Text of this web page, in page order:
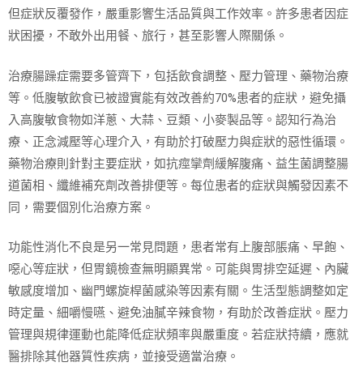
但症狀反覆發作，嚴重影響生活品質與工作效率。許多患者因症
狀困擾，不敢外出用餐、旅行，甚至影響人際關係。
治療腸躁症需要多管齊下，包括飲食調整、壓力管理、藥物治療
等。低腹敏飲食已被證實能有效改善約70%患者的症狀，避免攝
入高腹敏食物如洋蔥、大蒜、豆類、小麥製品等。認知行為治
療、正念減壓等心理介入，有助於打破壓力與症狀的惡性循環。
藥物治療則針對主要症狀，如抗痙攣劑緩解腹痛、益生菌調整腸
道菌相、纖維補充劑改善排便等。每位患者的症狀與觸發因素不
同，需要個別化治療方案。
功能性消化不良是另一常見問題，患者常有上腹部脹痛、早飽、
噁心等症狀，但胃鏡檢查無明顯異常。可能與胃排空延遲、內臟
敏感度增加、幽門螺旋桿菌感染等因素有關。生活型態調整如定
時定量、細嚼慢嚥、避免油膩辛辣食物，有助於改善症狀。壓力
管理與規律運動也能降低症狀頻率與嚴重度。若症狀持續，應就
醫排除其他器質性疾病，並接受適當治療。